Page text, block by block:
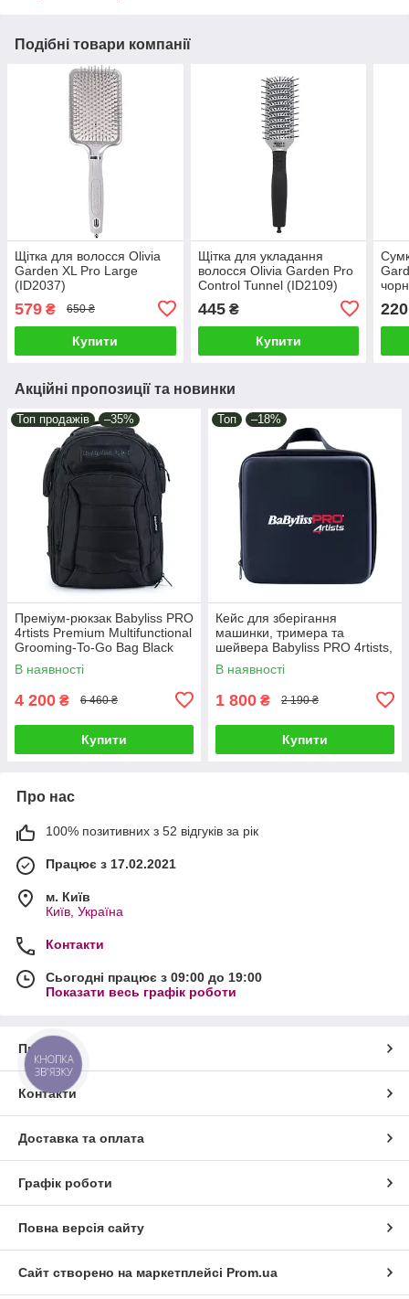
Подібні товари компанії
Щітка для волосся Olivia
Garden XL Pro Large
(ID2037)
579 ₴ 650 ₴
Купити
Щітка для укладання
волосся Olivia Garden Pro
Control Tunnel (ID2109)
445₴
Купити
220
Акційні пропозиції та новинки
Топ продажів –35%
Преміум-рюкзак Babyliss PRO
4rtists Premium Multifunctional
Grooming-To-Go Bag Black
(BBARB1PKCE)
В наявності
4 200 ₴ 6 460 ₴
Купити
Топ –18%
Кейс для зберігання
машинки, тримера та
шейвера Babyliss PRO 4rtists,
чорний (FXCFXCASE3E)
В наявності
1 800 ₴ 2 190 ₴
Купити
Про нас
100% позитивних з 52 відгуків за рік
Працює з 17.02.2021
м. Київ
Київ, Україна
Контакти
Сьогодні працює з 09:00 до 19:00
Показати весь графік роботи
Про нас
Контакти
Доставка та оплата
Графік роботи
Повна версія сайту
Сайт створено на маркетплейсі Prom.ua
КНОПКА
ЗВ'ЯЗКУ